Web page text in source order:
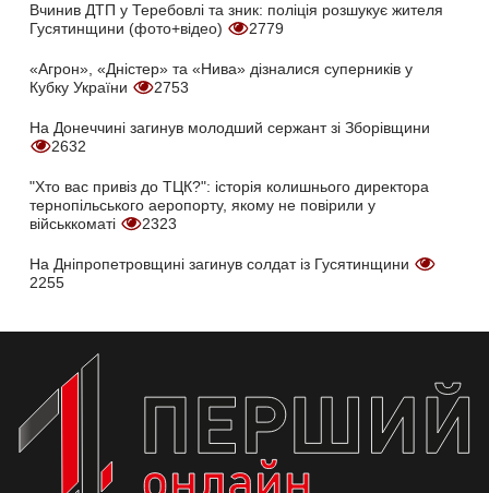
Вчинив ДТП у Теребовлі та зник: поліція розшукує жителя
Гусятинщини (фото+відео)
2779
«Агрон», «Дністер» та «Нива» дізналися суперників у
Кубку України
2753
На Донеччині загинув молодший сержант зі Зборівщини
2632
"Хто вас привіз до ТЦК?": історія колишнього директора
тернопільського аеропорту, якому не повірили у
військкоматі
2323
На Дніпропетровщині загинув солдат із Гусятинщини
2255